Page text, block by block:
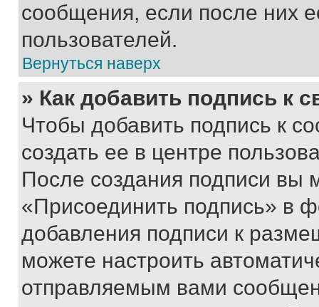
сообщения, если после них
пользователей.
Вернуться наверх
» Как добавить подпись к
Чтобы добавить подпись к
создать ее в центре
После создания подписи вы
«Присоединить подпись» в
добавления подписи к
можете настроить
отправляемым вами